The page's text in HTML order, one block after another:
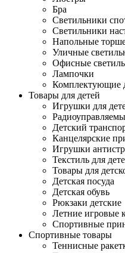
Бра
Светильники
Светильники
Напольные
Уличные
Офисные
Лампочки
Комплектующие
Товары для детей
Игрушки для
Детский
Канцелярские
Игрушки
Текстиль для
Товары для
Детская посуда
Детская обувь
Рюкзаки детские
Летние игровые
Спортивные
Спортивные товары
Теннисные